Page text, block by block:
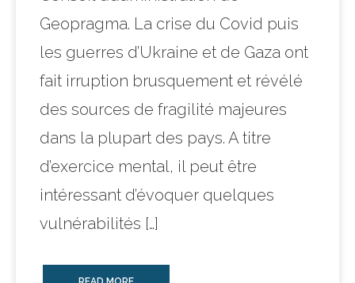
Geopragma. La crise du Covid puis
les guerres d’Ukraine et de Gaza ont
fait irruption brusquement et révélé
des sources de fragilité majeures
dans la plupart des pays. A titre
d’exercice mental, il peut être
intéressant d’évoquer quelques
vulnérabilités […]